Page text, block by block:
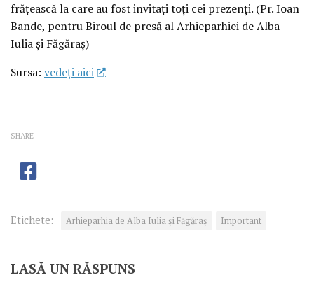
frățească la care au fost invitați toți cei prezenți. (Pr. Ioan
Bande, pentru Biroul de presă al Arhieparhiei de Alba
Iulia și Făgăraș)
Sursa: vedeţi aici
SHARE
Etichete: Arhieparhia de Alba Iulia și Făgăraș Important
LASĂ UN RĂSPUNS